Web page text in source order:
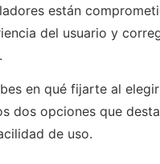
están
del usuario y
en qué fijarte al
dos opciones que
de uso.